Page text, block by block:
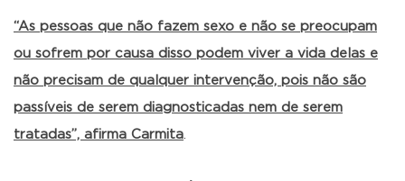
“As pessoas que não fazem sexo e não se preocupam
ou sofrem por causa disso podem viver a vida delas e
não precisam de qualquer intervenção, pois não são
passíveis de serem diagnosticadas nem de serem
tratadas”, afirma Carmita.